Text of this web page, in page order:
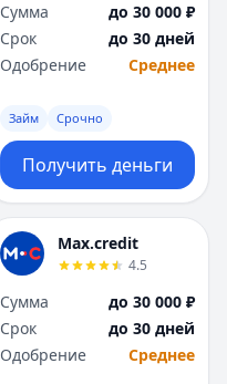
Сумма
до 30 000 ₽
Срок
до 30 дней
Одобрение
Среднее
Займ Срочно
Получить деньги
Max.credit
4.5
Сумма
до 30 000 ₽
Срок
до 30 дней
Одобрение
Среднее